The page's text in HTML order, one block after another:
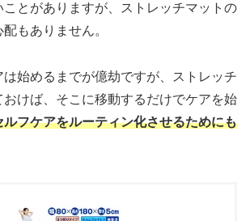
ことがありますが、ストレッチマットの
もありません。
は始めるまでが億劫ですが、ストレッチ
おけば、そこに移動するだけでケアを始
ルフケアをルーティン化させるためにも